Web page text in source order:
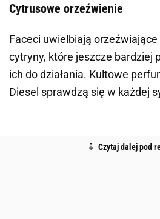
Cytrusowe orzeźwienie
Faceci uwielbiają
cytryny, które jeszcze bardziej
ich do działania. Kultowe
Diesel sprawdzą się w każdej